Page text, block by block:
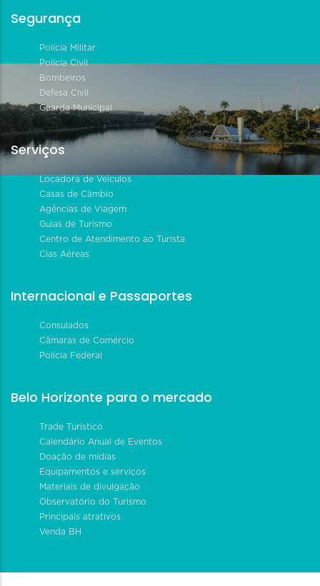
Segurança
Polícia Militar
Polícia Civil
Bombeiros
Defesa Civil
Guarda Municipal
Serviços
Locadora de Veículos
Casas de Câmbio
Agências de Viagem
Guias de Turismo
Centro de Atendimento ao Turista
Cias Aéreas
Internacional e Passaportes
Consulados
Câmaras de Comércio
Polícia Federal
Belo Horizonte para o mercado
Trade Turístico
Calendário Anual de Eventos
Doação de mídias
Equipamentos e serviços
Materiais de divulgação
Observatório do Turismo
Principais atrativos
Venda BH